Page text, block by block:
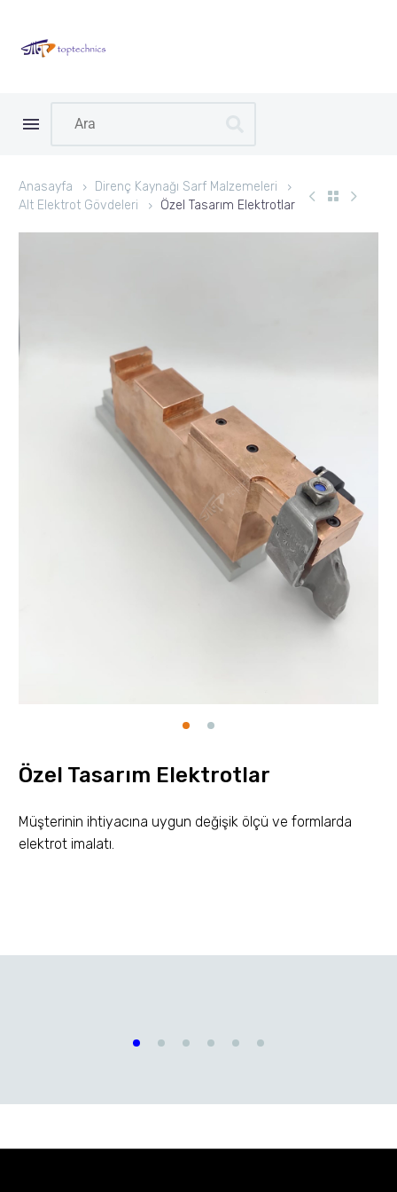
Anasayfa
Direnç Kaynağı Sarf Malzemeleri
Alt Elektrot Gövdeleri
Özel Tasarım Elektrotlar
Özel Tasarım Elektrotlar
Müşterinin ihtiyacına uygun değişik ölçü ve formlarda
elektrot imalatı.
Civata Kaynağı İçin
Civata Kaynağı İçin Üst